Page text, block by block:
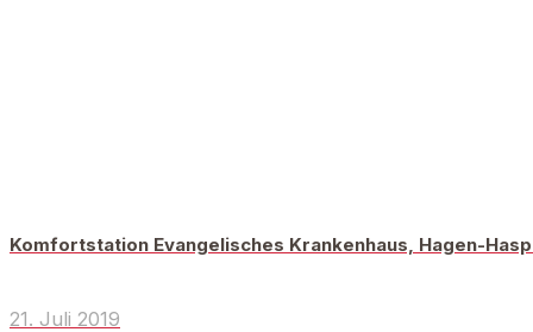
Komfortstation Evangelisches Krankenhaus, Hagen-
21. Juli 2019